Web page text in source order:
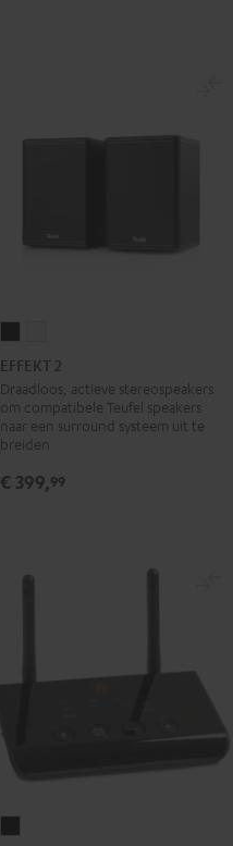
2
Zwart
2
Wit
EFFEKT 2
Draadloos, actieve stereospeakers
om compatibele Teufel speakers
naar een surround systeem uit te
breiden
€ 399,99